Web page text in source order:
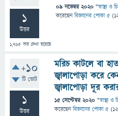
1
উত্তর
1,765 বার দেখা হয়েছে
09 নভেম্বর 2020 "স্বাস্থ্য ও
করেছেনবিজ্ঞানের পোকা ৫ (
+10
টি ভোট
1
উত্তর
মরিচ কাটলে বা
জ্বালাপোড়া করে
জ্বালাপোড়া দূর
15 সেপ্টেম্বর 2020 "স্বাস্থ্য ও
করেছেনবিজ্ঞানের পোকা ৫ (